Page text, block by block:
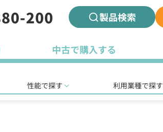
200 製品検索
中古で購入する
性能で探す 利用業種で探す